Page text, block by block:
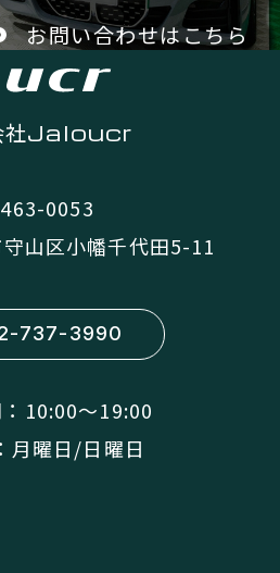
お問い合わせはこちら
Jaloucr
0053
山区小幡千代田5-11
737-3990
10:00〜19:00
月曜日/日曜日